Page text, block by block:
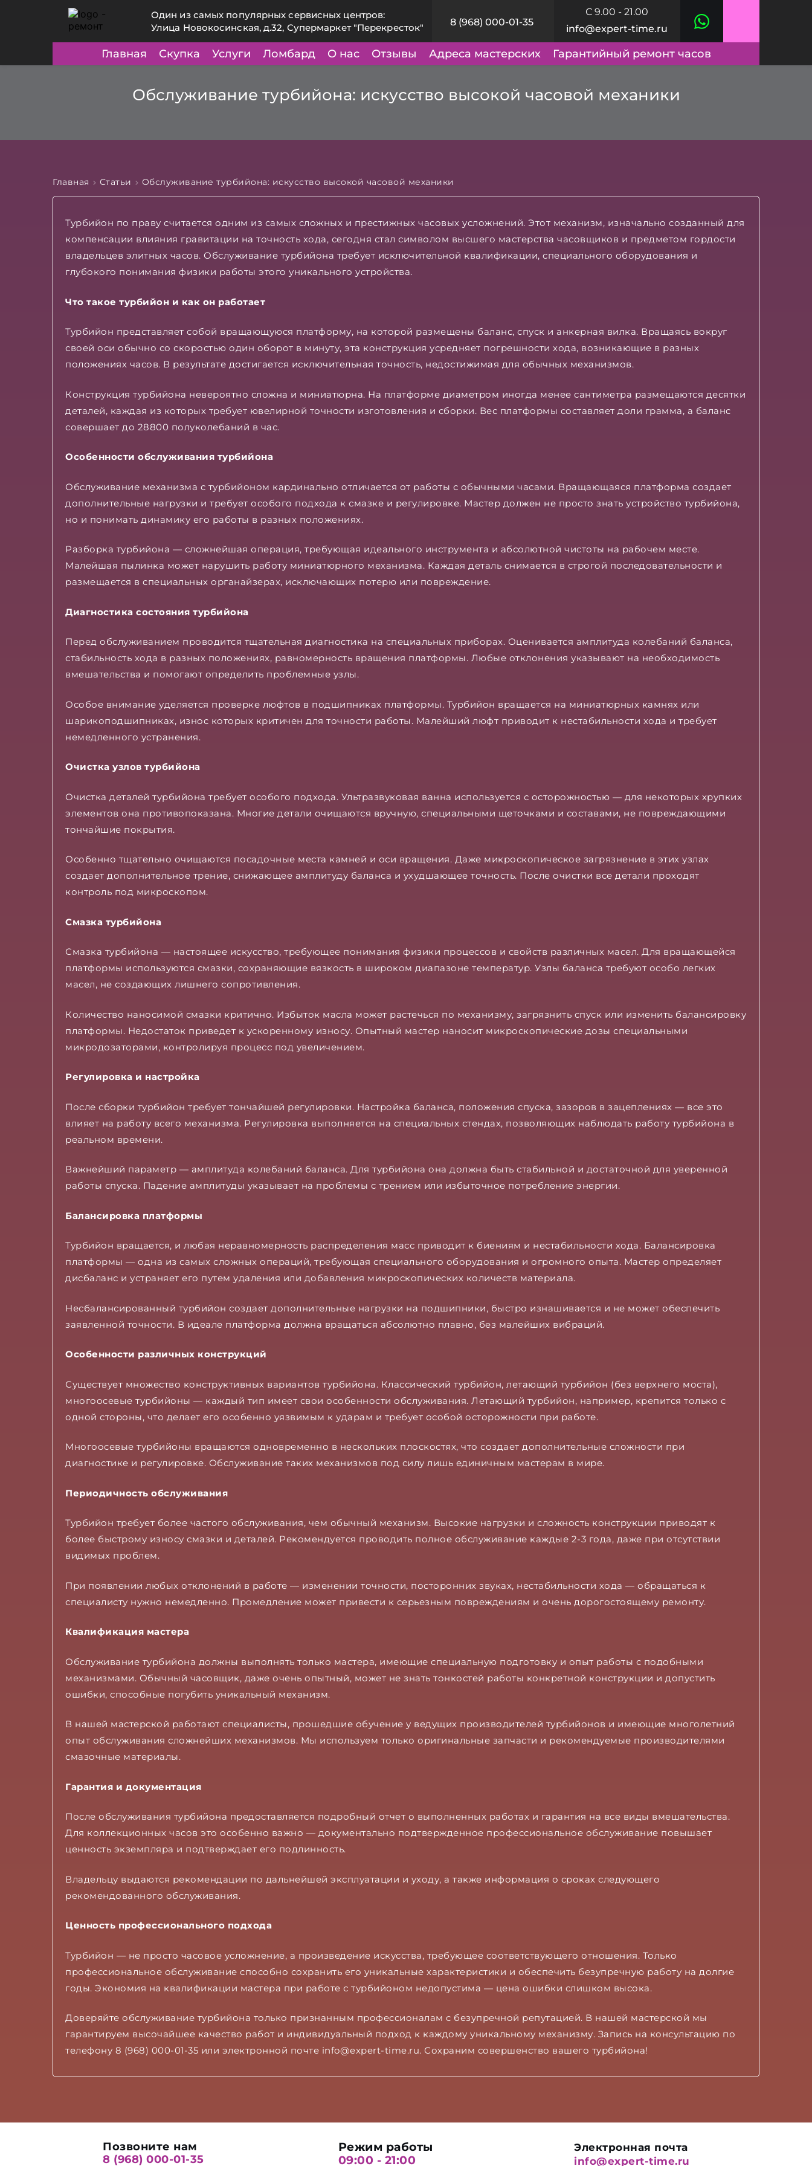
Один из самых популярных сервисных центров:
Улица Новокосинская, д.32, Супермаркет "Перекресток"
8 (968) 000-01-35
С 9.00 - 21.00
info@expert-time.ru
Главная Скупка Услуги Ломбард О нас Отзывы Адреса мастерских Гарантийный ремонт часов
Обслуживание турбийона: искусство высокой часовой механики
Главная Статьи Обслуживание турбийона: искусство высокой часовой механики
Турбийон по праву считается одним из самых сложных и престижных часовых усложнений. Этот механизм, изначально созданный для
компенсации влияния гравитации на точность хода, сегодня стал символом высшего мастерства часовщиков и предметом гордости
владельцев элитных часов. Обслуживание турбийона требует исключительной квалификации, специального оборудования и
глубокого понимания физики работы этого уникального устройства.
Что такое турбийон и как он работает
Турбийон представляет собой вращающуюся платформу, на которой размещены баланс, спуск и анкерная вилка. Вращаясь вокруг
своей оси обычно со скоростью один оборот в минуту, эта конструкция усредняет погрешности хода, возникающие в разных
положениях часов. В результате достигается исключительная точность, недостижимая для обычных механизмов.
Конструкция турбийона невероятно сложна и миниатюрна. На платформе диаметром иногда менее сантиметра размещаются десятки
деталей, каждая из которых требует ювелирной точности изготовления и сборки. Вес платформы составляет доли грамма, а баланс
совершает до 28800 полуколебаний в час.
Особенности обслуживания турбийона
Обслуживание механизма с турбийоном кардинально отличается от работы с обычными часами. Вращающаяся платформа создает
дополнительные нагрузки и требует особого подхода к смазке и регулировке. Мастер должен не просто знать устройство турбийона,
но и понимать динамику его работы в разных положениях.
Разборка турбийона — сложнейшая операция, требующая идеального инструмента и абсолютной чистоты на рабочем месте.
Малейшая пылинка может нарушить работу миниатюрного механизма. Каждая деталь снимается в строгой последовательности и
размещается в специальных органайзерах, исключающих потерю или повреждение.
Диагностика состояния турбийона
Перед обслуживанием проводится тщательная диагностика на специальных приборах. Оценивается амплитуда колебаний баланса,
стабильность хода в разных положениях, равномерность вращения платформы. Любые отклонения указывают на необходимость
вмешательства и помогают определить проблемные узлы.
Особое внимание уделяется проверке люфтов в подшипниках платформы. Турбийон вращается на миниатюрных камнях или
шарикоподшипниках, износ которых критичен для точности работы. Малейший люфт приводит к нестабильности хода и требует
немедленного устранения.
Очистка узлов турбийона
Очистка деталей турбийона требует особого подхода. Ультразвуковая ванна используется с осторожностью — для некоторых хрупких
элементов она противопоказана. Многие детали очищаются вручную, специальными щеточками и составами, не повреждающими
тончайшие покрытия.
Особенно тщательно очищаются посадочные места камней и оси вращения. Даже микроскопическое загрязнение в этих узлах
создает дополнительное трение, снижающее амплитуду баланса и ухудшающее точность. После очистки все детали проходят
контроль под микроскопом.
Смазка турбийона
Смазка турбийона — настоящее искусство, требующее понимания физики процессов и свойств различных масел. Для вращающейся
платформы используются смазки, сохраняющие вязкость в широком диапазоне температур. Узлы баланса требуют особо легких
масел, не создающих лишнего сопротивления.
Количество наносимой смазки критично. Избыток масла может растечься по механизму, загрязнить спуск или изменить балансировку
платформы. Недостаток приведет к ускоренному износу. Опытный мастер наносит микроскопические дозы специальными
микродозаторами, контролируя процесс под увеличением.
Регулировка и настройка
После сборки турбийон требует тончайшей регулировки. Настройка баланса, положения спуска, зазоров в зацеплениях — все это
влияет на работу всего механизма. Регулировка выполняется на специальных стендах, позволяющих наблюдать работу турбийона в
реальном времени.
Важнейший параметр — амплитуда колебаний баланса. Для турбийона она должна быть стабильной и достаточной для уверенной
работы спуска. Падение амплитуды указывает на проблемы с трением или избыточное потребление энергии.
Балансировка платформы
Турбийон вращается, и любая неравномерность распределения масс приводит к биениям и нестабильности хода. Балансировка
платформы — одна из самых сложных операций, требующая специального оборудования и огромного опыта. Мастер определяет
дисбаланс и устраняет его путем удаления или добавления микроскопических количеств материала.
Несбалансированный турбийон создает дополнительные нагрузки на подшипники, быстро изнашивается и не может обеспечить
заявленной точности. В идеале платформа должна вращаться абсолютно плавно, без малейших вибраций.
Особенности различных конструкций
Существует множество конструктивных вариантов турбийона. Классический турбийон, летающий турбийон (без верхнего моста),
многоосевые турбийоны — каждый тип имеет свои особенности обслуживания. Летающий турбийон, например, крепится только с
одной стороны, что делает его особенно уязвимым к ударам и требует особой осторожности при работе.
Многоосевые турбийоны вращаются одновременно в нескольких плоскостях, что создает дополнительные сложности при
диагностике и регулировке. Обслуживание таких механизмов под силу лишь единичным мастерам в мире.
Периодичность обслуживания
Турбийон требует более частого обслуживания, чем обычный механизм. Высокие нагрузки и сложность конструкции приводят к
более быстрому износу смазки и деталей. Рекомендуется проводить полное обслуживание каждые 2-3 года, даже при отсутствии
видимых проблем.
При появлении любых отклонений в работе — изменении точности, посторонних звуках, нестабильности хода — обращаться к
специалисту нужно немедленно. Промедление может привести к серьезным повреждениям и очень дорогостоящему ремонту.
Квалификация мастера
Обслуживание турбийона должны выполнять только мастера, имеющие специальную подготовку и опыт работы с подобными
механизмами. Обычный часовщик, даже очень опытный, может не знать тонкостей работы конкретной конструкции и допустить
ошибки, способные погубить уникальный механизм.
В нашей мастерской работают специалисты, прошедшие обучение у ведущих производителей турбийонов и имеющие многолетний
опыт обслуживания сложнейших механизмов. Мы используем только оригинальные запчасти и рекомендуемые производителями
смазочные материалы.
Гарантия и документация
После обслуживания турбийона предоставляется подробный отчет о выполненных работах и гарантия на все виды вмешательства.
Для коллекционных часов это особенно важно — документально подтвержденное профессиональное обслуживание повышает
ценность экземпляра и подтверждает его подлинность.
Владельцу выдаются рекомендации по дальнейшей эксплуатации и уходу, а также информация о сроках следующего
рекомендованного обслуживания.
Ценность профессионального подхода
Турбийон — не просто часовое усложнение, а произведение искусства, требующее соответствующего отношения. Только
профессиональное обслуживание способно сохранить его уникальные характеристики и обеспечить безупречную работу на долгие
годы. Экономия на квалификации мастера при работе с турбийоном недопустима — цена ошибки слишком высока.
Доверяйте обслуживание турбийона только признанным профессионалам с безупречной репутацией. В нашей мастерской мы
гарантируем высочайшее качество работ и индивидуальный подход к каждому уникальному механизму. Запись на консультацию по
телефону 8 (968) 000-01-35 или электронной почте info@expert-time.ru. Сохраним совершенство вашего турбийона!
Позвоните нам
8 (968) 000-01-35
Режим работы
09:00 - 21:00
Электронная почта
info@expert-time.ru